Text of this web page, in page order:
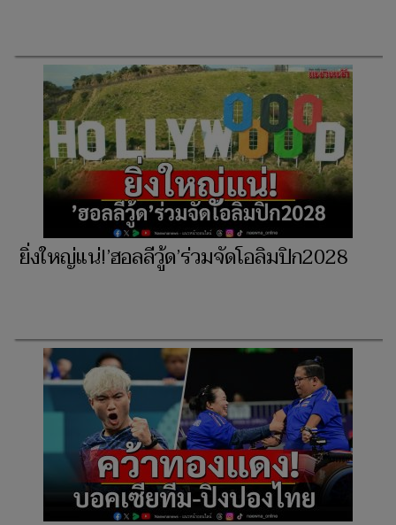
ยิ่งใหญ่แน่!’ฮอลลีวู้ด’ร่วมจัดโอลิมปิก2028